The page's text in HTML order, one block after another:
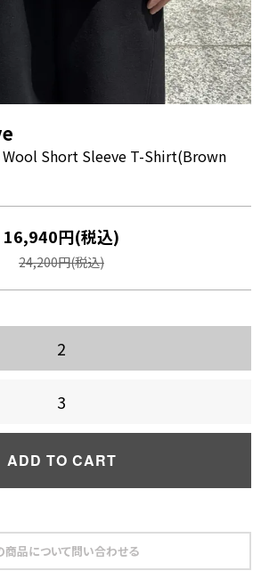
Short Sleeve T-Shirt(Brown
16,940円(税込)
24,200円(税込)
2
3
ADD TO CART
商品について問い合わせる